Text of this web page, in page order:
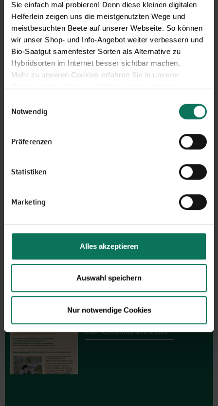
Sie einfach mal probieren! Denn diese kleinen digitalen
Helferlein zeigen uns die meistgenutzten Wege und
meistbesuchten Beete auf unserer Webseite. So können
wir unser Shop- und Info-Angebot weiter verbessern und
Bio-Saatgut samenfester Sorten als Alternative zu
Hybridsorten im Internet besser sichtbar machen.
Mehr zu unseren Cookies erfahren Sie in unserer
Sie können Ihre Einwilligung unter dem Link Cookie-
Notwendig
Präferenzen
Statistiken
Marketing
Alles akzeptieren
Auswahl speichern
Nur notwendige Cookies
Montag bis Freitag von 9:00 bis 13:30 Uhr
+49 6035 1899-0
info@bingenheimersaatgut.de
Wir helfen Ihnen gerne weiter.
Neuheiten & Sortenempfehlungen 2026
2026: Von Freilandtomaten über
Gurkenspezialitäten bis hin zu
GARTEN-Nachrichten
Mit den GARTEN-Nachrichten
erhalten Sie aktuelle Informationen
Ihren Hobbygarten und Balkon.
Hier kostenlos anmelden